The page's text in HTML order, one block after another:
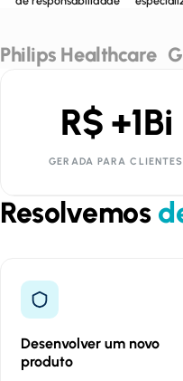
Philips Healthcare
GERADA PARA CLIENTES
R$ +1Bi
Resolvemos
Desenvolver um novo
produto